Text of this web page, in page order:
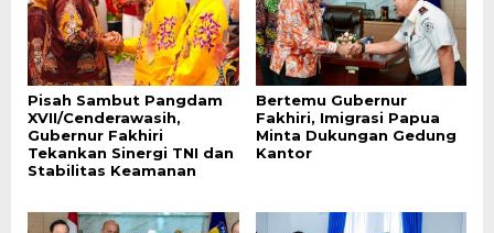
Pisah Sambut Pangdam
XVII/Cenderawasih,
Gubernur Fakhiri
Tekankan Sinergi TNI dan
Stabilitas Keamanan
Bertemu Gubernur
Fakhiri, Imigrasi Papua
Minta Dukungan Gedung
Kantor